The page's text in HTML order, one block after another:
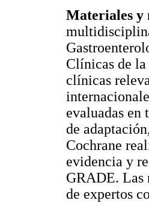
Materiales y
Clínicas de
clínicas
evaluadas
de
Cochrane
evidencia y
GRADE. Las
de expertos